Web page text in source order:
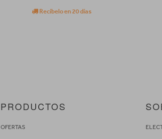
Recíbelo en 20 días
PRODUCTOS
OFERTAS